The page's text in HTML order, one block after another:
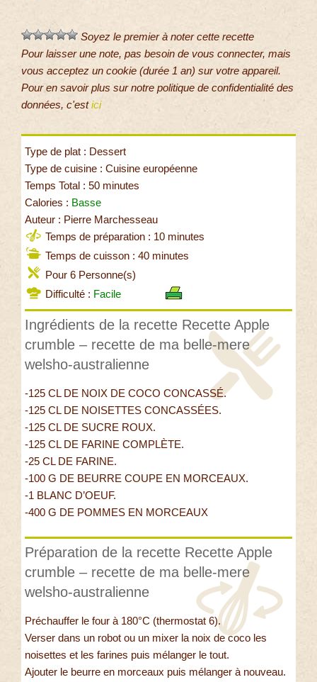
Soyez le premier à noter cette recette
Pour laisser une note, pas besoin de vous connecter, mais
vous acceptez un cookie (durée 1 an) sur votre appareil.
Pour en savoir plus sur notre politique de confidentialité des
données, c'estici
Type de plat : Dessert
Type de cuisine : Cuisine européenne
Temps Total : 50 minutes
Calories : Basse
Auteur : Pierre Marchesseau
Temps de préparation : 10 minutes
Temps de cuisson : 40 minutes
Pour 6 Personne(s)
Difficulté : Facile
Ingrédients de la recette Recette Apple
crumble – recette de ma belle-mere
welsho-australienne
-125 CL DE NOIX DE COCO CONCASSÉ.
-125 CL DE NOISETTES CONCASSÉES.
-125 CL DE SUCRE ROUX.
-125 CL DE FARINE COMPLÈTE.
-25 CL DE FARINE.
-100 G DE BEURRE COUPE EN MORCEAUX.
-1 BLANC D’OEUF.
-400 G DE POMMES EN MORCEAUX
Préparation de la recette Recette Apple
crumble – recette de ma belle-mere
welsho-australienne
Préchauffer le four à 180°C (thermostat 6).
Verser dans un robot ou un mixer la noix de coco les
noisettes et les farines puis mélanger le tout.
Ajouter le beurre en morceaux puis mélanger à nouveau.